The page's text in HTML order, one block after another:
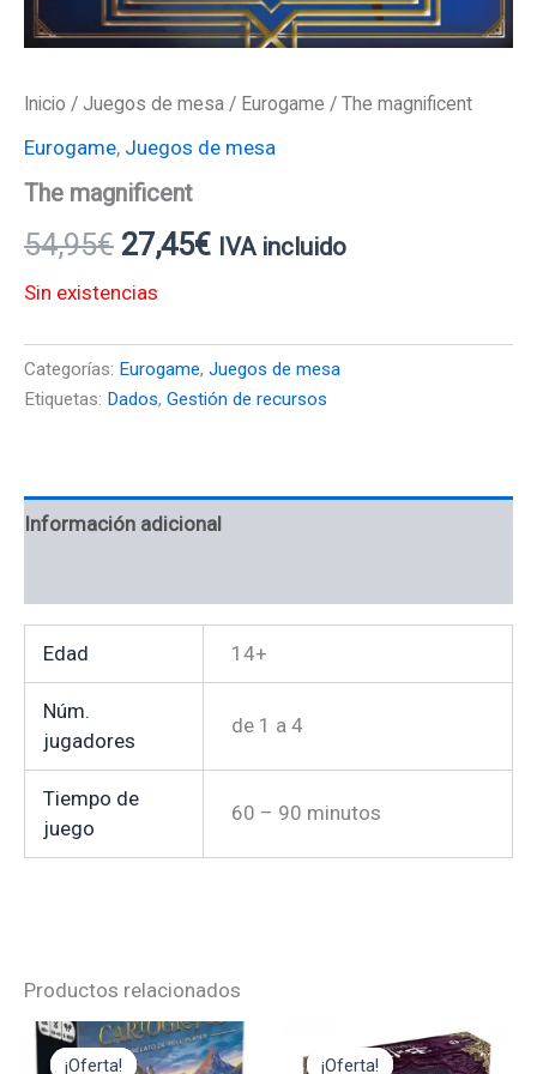
Inicio / Juegos de mesa / Eurogame / The magnificent
Eurogame, Juegos de mesa
The magnificent
54,95€ 27,45€ IVA incluido
Sin existencias
Categorías: Eurogame, Juegos de mesa
Etiquetas: Dados, Gestión de recursos
Información adicional
Edad 14+
Núm.
jugadores
de 1 a 4
Tiempo de
juego
60 – 90 minutos
Productos relacionados
¡Oferta!
¡Oferta!
precio
El
precio
¡Oferta!
¡Oferta!
precio precio